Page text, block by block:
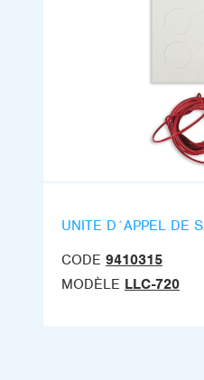
UNITE D´APPEL DE
CODE 9410315
MODÈLE LLC-720